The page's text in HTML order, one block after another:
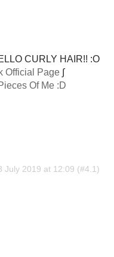
CURLY HAIR!! :O
Official Page ∫
Of Me :D
July 2019 at 12:09